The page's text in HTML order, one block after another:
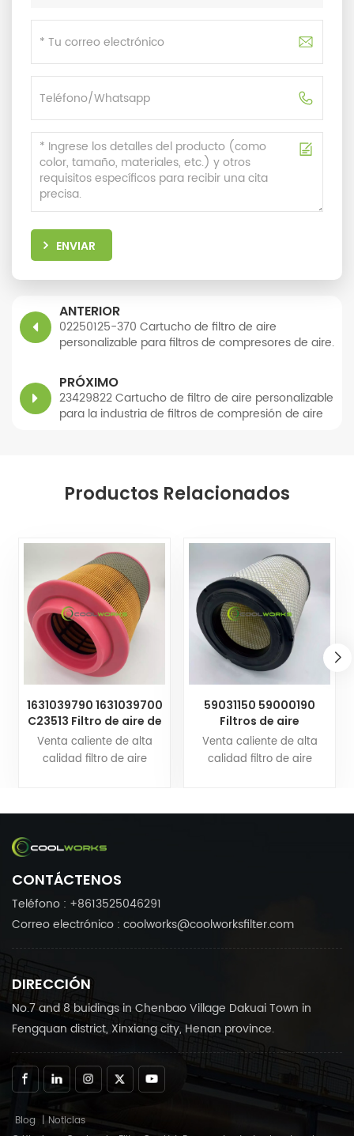
ENVIAR
ANTERIOR
02250125-370 Cartucho de filtro de aire
personalizable para filtros de compresores de aire.
PRÓXIMO
23429822 Cartucho de filtro de aire personalizable
para la industria de filtros de compresión de aire
Productos Relacionados
1631039790 1631039700
C23513 Filtro de aire de
repuesto para
compresor de aire
Venta caliente de alta
calidad filtro de aire
C23513Filtros Coolworks se
Accesorios para
según sus
necesidades.Confianza en
Coolworks Productos
confiables para mantener
su compresor de aire
problemas.
59031150 59000190
Filtros de aire
personalizables
Fabricante chino Filtro
Venta caliente de alta
calidad filtro de aire
personalizar Accesorios
su compresor de aire
funcionando sin
problemas.
CONTÁCTENOS
Teléfono : +8613525046291
Correo electrónico : coolworks@coolworksfilter.com
DIRECCIÓN
No.7 and 8 buidings in Chenbao Village Dakuai Town in
Fengquan district, Xinxiang city, Henan province.
Blog | Noticias